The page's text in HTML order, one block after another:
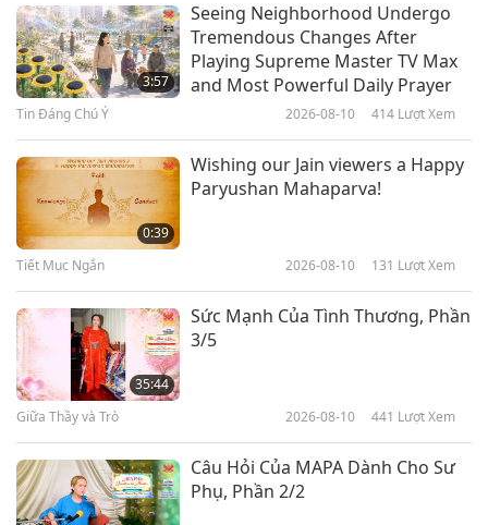
Nghệ Thuật Tạo Tác Hoa
Bức Tranh Mùa Xuân Bất Hủ:
Nghệ Thuật Về Vải: Vải Lanh
Đêm Văn Nghệ Mừng Ngày Đản
3:57
Seeing Neighborhood Undergo
Tremendous Changes After
Playing Supreme Master TV Max
and Most Powerful Daily Prayer
Tin Đáng Chú Ý 2026-08-10 414 Lượt Xem
0:39
Wishing our Jain viewers a Happy
Paryushan Mahaparva!
Tiết Mục Ngắn 2026-08-10 131 Lượt Xem
35:44
Sức Mạnh Của Tình Thương, Phần
3/5
Giữa Thầy và Trò 2026-08-10 441 Lượt Xem
Câu Hỏi Của MAPA Dành Cho Sư
Phụ, Phần 2/2